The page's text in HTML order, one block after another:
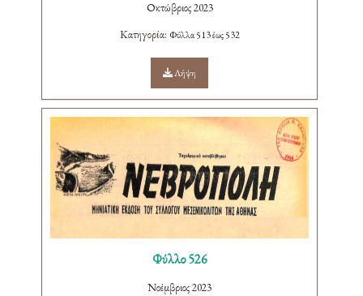
Οκτώβριος 2023
Κατηγορία: Φύλλα 513 έως 532
Λήψη
Φύλλο 526
Νοέμβριος 2023